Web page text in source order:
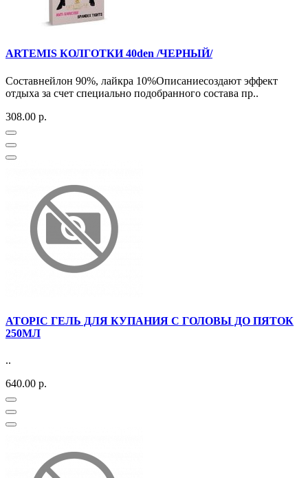
ARTEMIS КОЛГОТКИ 40den /ЧЕРНЫЙ/
Составнейлон 90%, лайкра 10%Описаниесоздают эффект
отдыха за счет специально подобранного состава пр..
308.00 р.
ATOPIC ГЕЛЬ ДЛЯ КУПАНИЯ С ГОЛОВЫ ДО ПЯТОК
250МЛ
..
640.00 р.